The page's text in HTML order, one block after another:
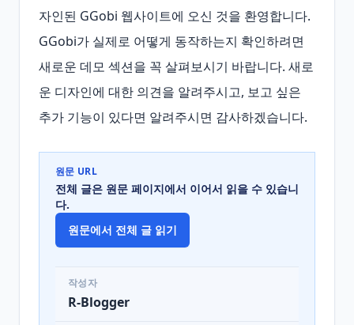
자인된 GGobi 웹사이트에 오신 것을 환영합니다.
GGobi가 실제로 어떻게 동작하는지 확인하려면
새로운 데모 섹션을 꼭 살펴보시기 바랍니다. 새로
운 디자인에 대한 의견을 알려주시고, 보고 싶은
추가 기능이 있다면 알려주시면 감사하겠습니다.
원문 URL
전체 글은 원문 페이지에서 이어서 읽을 수 있습니
다.
원문에서 전체 글 읽기
작성자
R-Blogger